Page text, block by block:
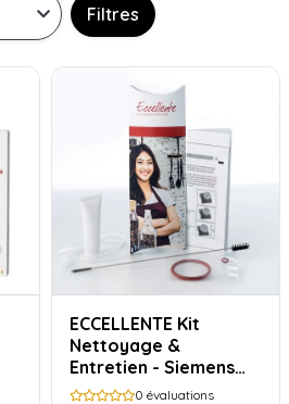
Filtres
ECCELLENTE Kit
Nettoyage &
Entretien - Siemens
Bosch
0 évaluations